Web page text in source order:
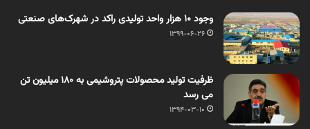
وجود ۱۰ هزار واحد تولیدی راکد در شهرک‌های صنعتی
1399-06-26
ظرفیت تولید محصولات پتروشیمی به ١٨٠ میلیون تن
می رسد
1394-03-10